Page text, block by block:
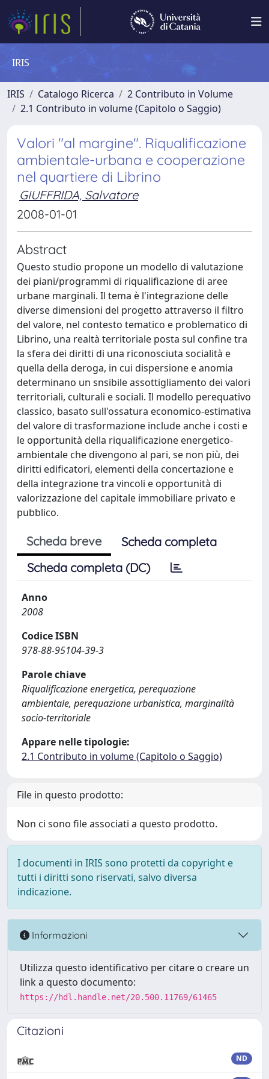
IRIS
IRIS Catalogo Ricerca
2 Contributo in Volume
2.1 Contributo in volume (Capitolo o Saggio)
Valori "al margine". Riqualificazione
ambientale-urbana e cooperazione
nel quartiere di Librino
GIUFFRIDA, Salvatore
2008-01-01
Abstract
Questo studio propone un modello di valutazione
dei piani/programmi di riqualificazione di aree
urbane marginali. Il tema è l'integrazione delle
diverse dimensioni del progetto attraverso il filtro
del valore, nel contesto tematico e problematico di
Librino, una realtà territoriale posta sul confine tra
la sfera dei diritti di una riconosciuta socialità e
quella della deroga, in cui dispersione e anomia
determinano un snsibile assottigliamento dei valori
territoriali, culturali e sociali. Il modello perequativo
classico, basato sull'ossatura economico-estimativa
del valore di trasformazione include anche i costi e
le opportunità della riqualificazione energetico-
ambientale che divengono al pari, se non più, dei
diritti edificatori, elementi della concertazione e
della integrazione tra vincoli e opportunità di
valorizzazione del capitale immobiliare privato e
pubblico.
Scheda breve
Scheda completa
Scheda completa (DC)
Anno
2008
Codice ISBN
978-88-95104-39-3
Parole chiave
Riqualificazione energetica, perequazione
ambientale, perequazione urbanistica, marginalità
socio-territoriale
Appare nelle tipologie:
2.1 Contributo in volume (Capitolo o Saggio)
File in questo prodotto:
Non ci sono file associati a questo prodotto.
I documenti in IRIS sono protetti da copyright e
tutti i diritti sono riservati, salvo diversa
indicazione.
Informazioni
Utilizza questo identificativo per citare o creare un
link a questo documento:
https://hdl.handle.net/20.500.11769/61465
Citazioni
ND